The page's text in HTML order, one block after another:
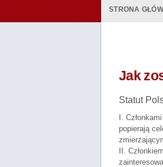
STRONA
Jak
Statut
I.
popierają
II.